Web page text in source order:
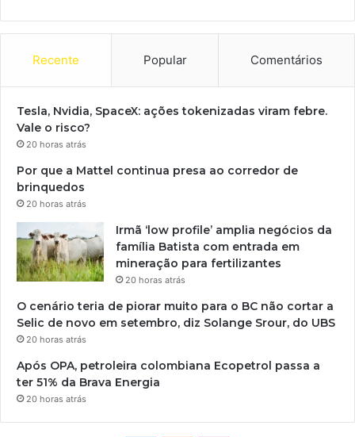
Recente Popular Comentários
Tesla, Nvidia, SpaceX: ações tokenizadas viram febre.
Vale o risco?
20 horas atrás
Por que a Mattel continua presa ao corredor de
brinquedos
20 horas atrás
Irmã ‘low profile’ amplia negócios da
família Batista com entrada em
mineração para fertilizantes
20 horas atrás
O cenário teria de piorar muito para o BC não cortar a
Selic de novo em setembro, diz Solange Srour, do UBS
20 horas atrás
Após OPA, petroleira colombiana Ecopetrol passa a
ter 51% da Brava Energia
20 horas atrás